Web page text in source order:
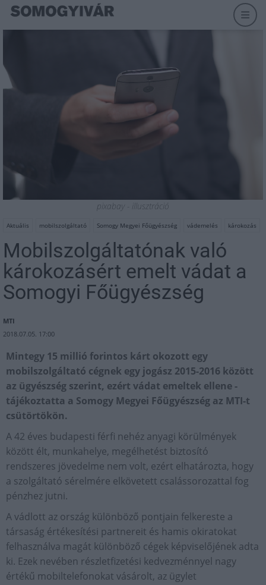
pixabay - illusztráció
Aktuális mobilszolgáltató Somogy Megyei Főügyészség vádemelés károkozás
Mobilszolgáltatónak való
károkozásért emelt vádat a
Somogyi Főügyészség
MTI
2018.07.05. 17:00
Mintegy 15 millió forintos kárt okozott egy
mobilszolgáltató cégnek egy jogász 2015-2016 között
az ügyészség szerint, ezért vádat emeltek ellene -
tájékoztatta a Somogy Megyei Főügyészség az MTI-t
csütörtökön.
A 42 éves budapesti férfi nehéz anyagi körülmények
között élt, munkahelye, megélhetést biztosító
rendszeres jövedelme nem volt, ezért elhatározta, hogy
a szolgáltató sérelmére elkövetett csalássorozattal fog
pénzhez jutni.
A vádlott az ország különböző pontjain felkereste a
társaság értékesítési partnereit és hamis okiratokat
felhasználva magát különböző cégek képviselőjének adta
ki. Ezek nevében részletfizetési kedvezménnyel nagy
értékű mobiltelefonokat vásárolt, az ügylet